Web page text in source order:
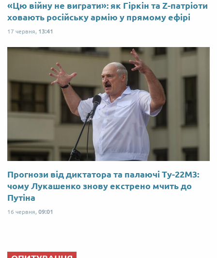
«Цю війну не виграти»: як Гіркін та Z-патріоти
ховають російську армію у прямому ефірі
17 червня, 13:41
Прогнози від диктатора та палаючі Ту-22М3:
чому Лукашенко знову екстрено мчить до
Путіна
16 червня, 09:01